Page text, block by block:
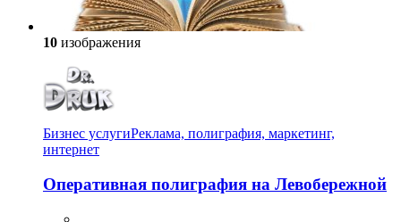
10 изображения
Бизнес услугиРеклама, полиграфия, маркетинг,
интернет
Оперативная полиграфия на Левобережной